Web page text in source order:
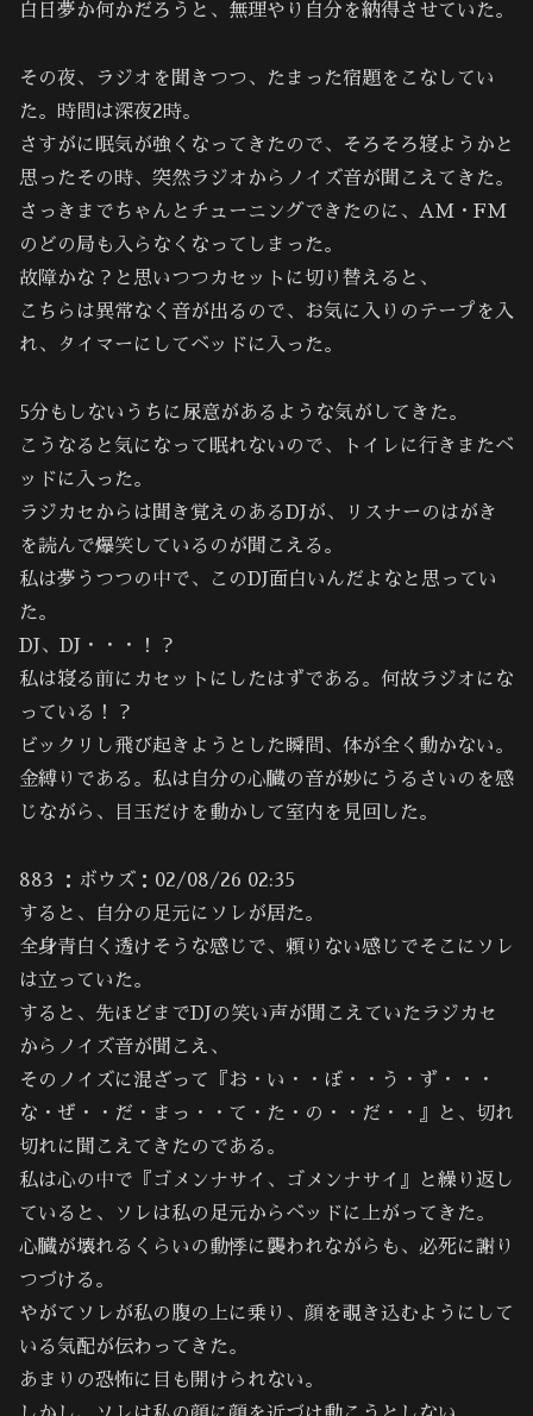
白日夢か何かだろうと、無理やり自分を納得させていた。
その夜、ラジオを聞きつつ、たまった宿題をこなしてい
た。時間は深夜2時。
さすがに眠気が強くなってきたので、そろそろ寝ようかと
思ったその時、突然ラジオからノイズ音が聞こえてきた。
さっきまでちゃんとチューニングできたのに、AM・FM
のどの局も入らなくなってしまった。
故障かな？と思いつつカセットに切り替えると、
こちらは異常なく音が出るので、お気に入りのテープを入
れ、タイマーにしてベッドに入った。
5分もしないうちに尿意があるような気がしてきた。
こうなると気になって眠れないので、トイレに行きまたベ
ッドに入った。
ラジカセからは聞き覚えのあるDJが、リスナーのはがき
を読んで爆笑しているのが聞こえる。
私は夢うつつの中で、このDJ面白いんだよなと思ってい
た。
DJ、DJ・・・！？
私は寝る前にカセットにしたはずである。何故ラジオにな
っている！？
ビックリし飛び起きようとした瞬間、体が全く動かない。
金縛りである。私は自分の心臓の音が妙にうるさいのを感
じながら、目玉だけを動かして室内を見回した。
883 ：ボウズ：02/08/26 02:35
すると、自分の足元にソレが居た。
全身青白く透けそうな感じで、頼りない感じでそこにソレ
は立っていた。
すると、先ほどまでDJの笑い声が聞こえていたラジカセ
からノイズ音が聞こえ、
そのノイズに混ざって『お・い・・ぼ・・う・ず・・・
な・ぜ・・だ・まっ・・て・た・の・・だ・・』と、切れ
切れに聞こえてきたのである。
私は心の中で『ゴメンナサイ、ゴメンナサイ』と繰り返し
ていると、ソレは私の足元からベッドに上がってきた。
心臓が壊れるくらいの動悸に襲われながらも、必死に謝り
つづける。
やがてソレが私の腹の上に乗り、顔を覗き込むようにして
いる気配が伝わってきた。
あまりの恐怖に目も開けられない。